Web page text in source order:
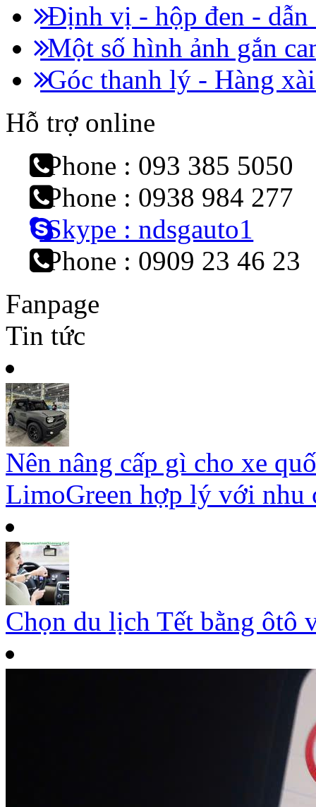
Định vị - hộp đen - dẫn
Một số hình ảnh gắn
Góc thanh lý - Hàng
Hỗ trợ online
Phone : 093 385 5050
Phone : 0938 984 277
Skype : ndsgauto1
Phone : 0909 23 46 23
Fanpage
Tin tức
Nên nâng cấp gì cho xe
LimoGreen hợp lý với nhu
Chọn du lịch Tết bằng ôtô